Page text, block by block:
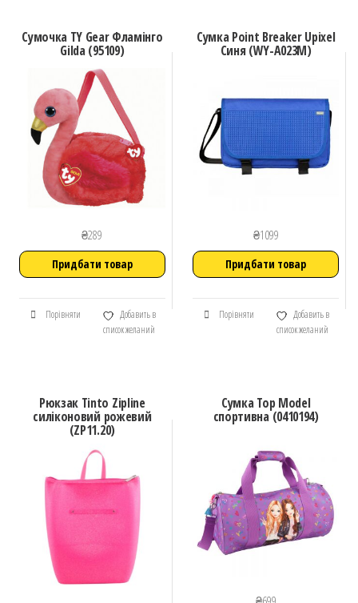
Сумочка TY Gear Фламінго
Gilda (95109)
₴289
Придбати товар
Порівняти
Добавить в
список желаний
Сумка Point Breaker Upixel
Синя (WY-A023M)
₴1099
Придбати товар
Порівняти
Добавить в
список желаний
Рюкзак Tinto Zipline
силіконовий рожевий
(ZP11.20)
Сумка Top Model
спортивна (0410194)